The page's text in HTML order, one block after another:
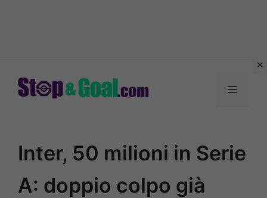
Menu
Inter, 50 milioni in Serie
A: doppio colpo già